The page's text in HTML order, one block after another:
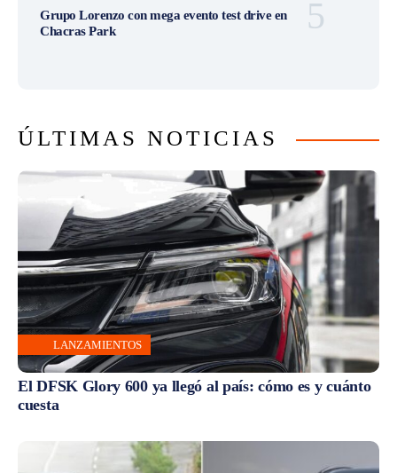
Grupo Lorenzo con mega evento test drive en
Chacras Park
ÚLTIMAS NOTICIAS
LANZAMIENTOS
El DFSK Glory 600 ya llegó al país: cómo es y cuánto
cuesta